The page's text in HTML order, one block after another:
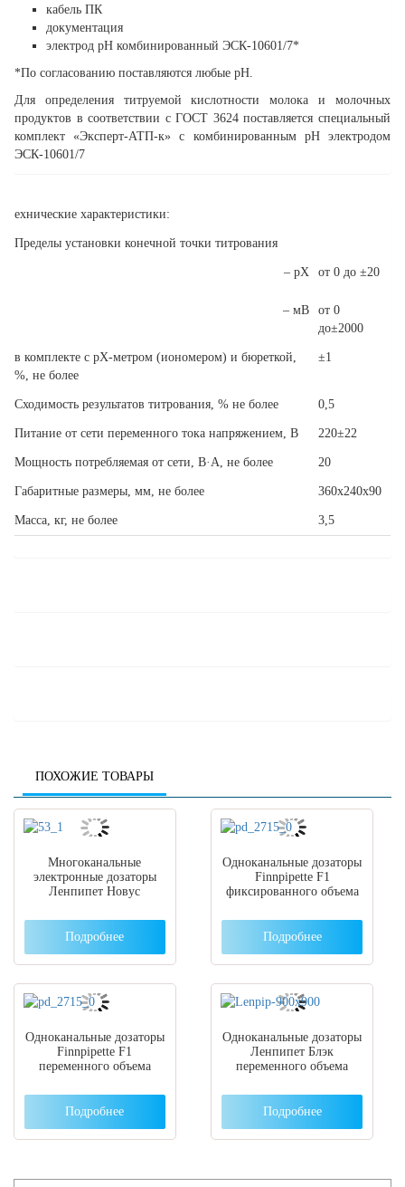
кабель ПК
документация
электрод рН комбинированный ЭСК-10601/7*
*По согласованию поставляются любые рН.
Для определения титруемой кислотности молока и молочных
продуктов в соответствии с ГОСТ 3624 поставляется специальный
комплект «Эксперт-АТП-к» с комбинированным рН электродом
ЭСК-10601/7
ехнические характеристики:
Пределы установки конечной точки титрования
– рХ от 0 до ±20
– мВ
от 0
до±2000
в комплекте с рХ-метром (иономером) и бюреткой,
%, не более
±1
Сходимость результатов титрования, % не более 0,5
Питание от сети переменного тока напряжением, В 220±22
Мощность потребляемая от сети, В·А, не более 20
Габаритные размеры, мм, не более 360x240x90
Масса, кг, не более 3,5
ПОХОЖИЕ ТОВАРЫ
Многоканальные
электронные дозаторы
Ленпипет Новус
Подробнее
Одноканальные дозаторы
Finnpipette F1
фиксированного объема
Подробнее
Одноканальные дозаторы
Finnpipette F1
переменного объема
Подробнее
Одноканальные дозаторы
Ленпипет Блэк
переменного объема
Подробнее